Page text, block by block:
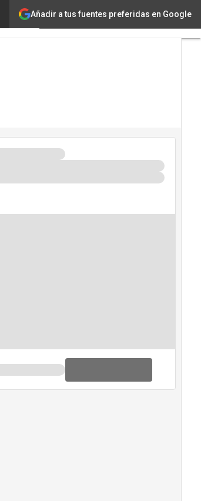
Añadir a tus fuentes preferidas en Google